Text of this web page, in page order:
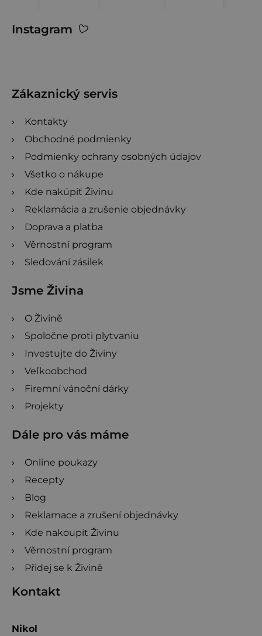
Instagram
Zákaznický servis
Kontakty
Obchodné podmienky
Podmienky ochrany osobných údajov
Všetko o nákupe
Kde nakúpiť Živinu
Reklamácia a zrušenie objednávky
Doprava a platba
Věrnostní program
Sledování zásilek
Jsme Živina
O Živině
Spoločne proti plytvaniu
Investujte do Živiny
Veľkoobchod
Firemní vánoční dárky
Projekty
Dále pro vás máme
Online poukazy
Recepty
Blog
Reklamace a zrušení objednávky
Kde nakoupit Živinu
Věrnostní program
Přidej se k Živině
Kontakt
Nikol